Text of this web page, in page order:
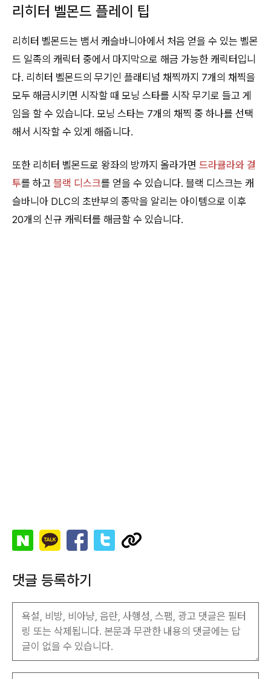
리히터 벨몬드 플레이 팁
리히터 벨몬드는 뱀서 캐슬바니아에서 처음 얻을 수 있는 벨몬
드 일족의 캐릭터 중에서 마지막으로 해금 가능한 캐릭터입니
다. 리히터 벨몬드의 무기인 플래티넘 채찍까지 7개의 채찍을
모두 해금시키면 시작할 때 모닝 스타를 시작 무기로 들고 게
임을 할 수 있습니다. 모닝 스타는 7개의 채찍 중 하나를 선택
해서 시작할 수 있게 해줍니다.
또한 리히터 벨몬드로 왕좌의 방까지 올라가면 드라큘라와 결
투를 하고 블랙 디스크를 얻을 수 있습니다. 블랙 디스크는 캐
슬바니아 DLC의 초반부의 종막을 알리는 아이템으로 이후
20개의 신규 캐릭터를 해금할 수 있습니다.
댓글 등록하기